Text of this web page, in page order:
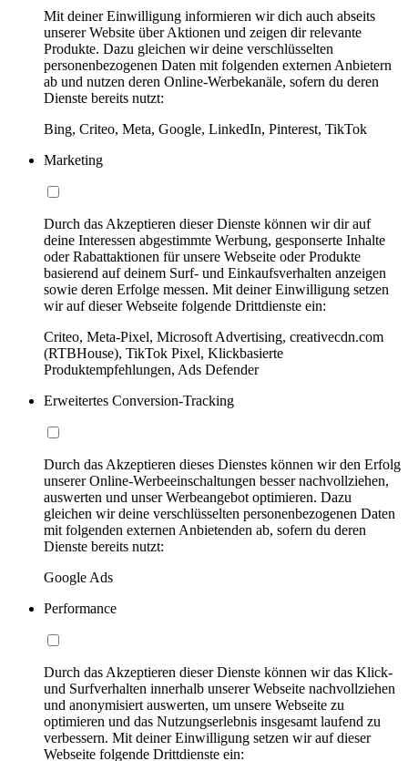
Mit deiner Einwilligung informieren wir dich auch abseits
unserer Website über Aktionen und zeigen dir relevante
Produkte. Dazu gleichen wir deine verschlüsselten
personenbezogenen Daten mit folgenden externen Anbietern
ab und nutzen deren Online-Werbekanäle, sofern du deren
Dienste bereits nutzt:
Bing, Criteo, Meta, Google, LinkedIn, Pinterest, TikTok
Marketing
Durch das Akzeptieren dieser Dienste können wir dir auf
deine Interessen abgestimmte Werbung, gesponserte Inhalte
oder Rabattaktionen für unsere Webseite oder Produkte
basierend auf deinem Surf- und Einkaufsverhalten anzeigen
sowie deren Erfolge messen. Mit deiner Einwilligung setzen
wir auf dieser Webseite folgende Drittdienste ein:
Criteo, Meta-Pixel, Microsoft Advertising, creativecdn.com
(RTBHouse), TikTok Pixel, Klickbasierte
Produktempfehlungen, Ads Defender
Erweitertes Conversion-Tracking
Durch das Akzeptieren dieses Dienstes können wir den Erfolg
unserer Online-Werbeeinschaltungen besser nachvollziehen,
auswerten und unser Werbeangebot optimieren. Dazu
gleichen wir deine verschlüsselten personenbezogenen Daten
mit folgenden externen Anbietenden ab, sofern du deren
Dienste bereits nutzt:
Google Ads
Performance
Durch das Akzeptieren dieser Dienste können wir das Klick-
und Surfverhalten innerhalb unserer Webseite nachvollziehen
und anonymisiert auswerten, um unsere Webseite zu
optimieren und das Nutzungserlebnis insgesamt laufend zu
verbessern. Mit deiner Einwilligung setzen wir auf dieser
Webseite folgende Drittdienste ein: